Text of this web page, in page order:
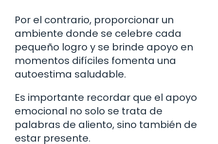
Por el contrario, proporcionar un
ambiente donde se celebre cada
pequeño logro y se brinde apoyo en
momentos difíciles fomenta una
autoestima saludable.
Es importante recordar que el apoyo
emocional no solo se trata de
palabras de aliento, sino también de
estar presente.